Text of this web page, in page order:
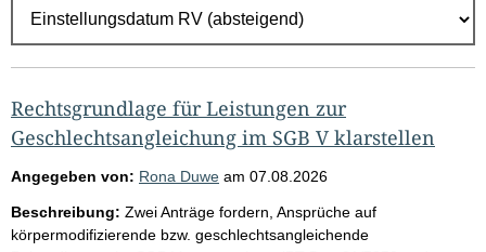
g
e
b
n
i
s
Rechtsgrundlage für Leistungen zur
Geschlechtsangleichung im SGB V klarstellen
Angegeben von: Rona Duwe am 07.08.2026
Beschreibung: Zwei Anträge fordern, Ansprüche auf
körpermodifizierende bzw. geschlechtsangleichende